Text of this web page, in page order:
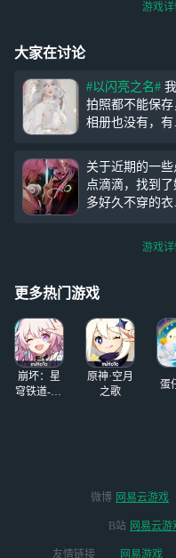
游戏
大家在讨论
#以闪亮之名# 我
拍照都不能保存
相册也没有，有
吗？求解，我拍
都是截屏…… 第
一是原来的滤镜
第二是我自己调
好看是怎么回
以闪亮之名晒娃#
关于近期的一些
点滴滴，找到了
多好久不穿的衣
过去抽到的衣服
游戏
更多热门游戏
崩坏：星
穹铁道-4.4
原神·空月
之歌
蛋
微博 网易云游戏
B站 网易云游
友情链接 网易游戏